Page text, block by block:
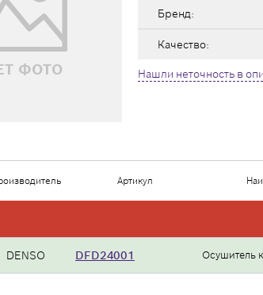
ФОТО
Бренд:
Качество:
Нашли неточность в
Артикул
DENSO DFD24001 Осушитель